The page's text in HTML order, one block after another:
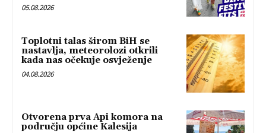
05.08.2026
Toplotni talas širom BiH se
nastavlja, meteorolozi otkrili
kada nas očekuje osvježenje
04.08.2026
Otvorena prva Api komora na
području općine Kalesija